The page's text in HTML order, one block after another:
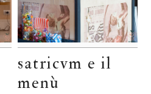
satricvm e il
menù